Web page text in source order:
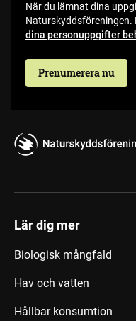
När du lämnat dina
dina personuppgifter
Prenumerera nu
Lär dig mer
Biologisk mångfald
Hav och vatten
Hållbar konsumtion